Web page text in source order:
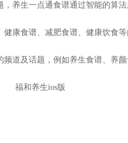
养生一点通食谱通过智能的算法;
康食谱、减肥食谱、健康饮食等
道及话题，例如养生食谱、养颜